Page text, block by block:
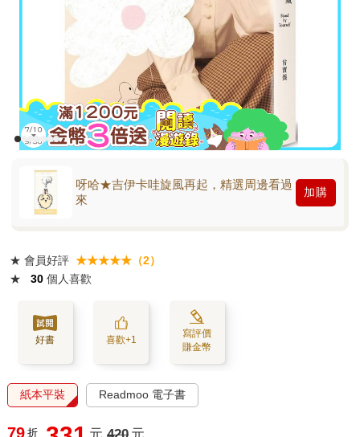
呀哈★吉伊卡哇旋風再起，精選周邊看過
來
加購
★ 會員好評 ★★★★★（2）
★
30 個人喜歡
好書 喜歡+1
寫評價
賺金幣
紙本平裝 Readmoo 電子書
79 折